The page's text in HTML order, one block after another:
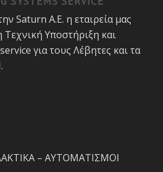
Saturn A.E. η εταιρεία μας
Υποστήριξη και
για τους Λέβητες και τα
– ΑΥΤΟΜΑΤΙΣΜΟΙ